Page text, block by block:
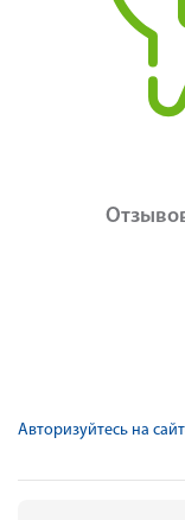
Авторизуйтесь на